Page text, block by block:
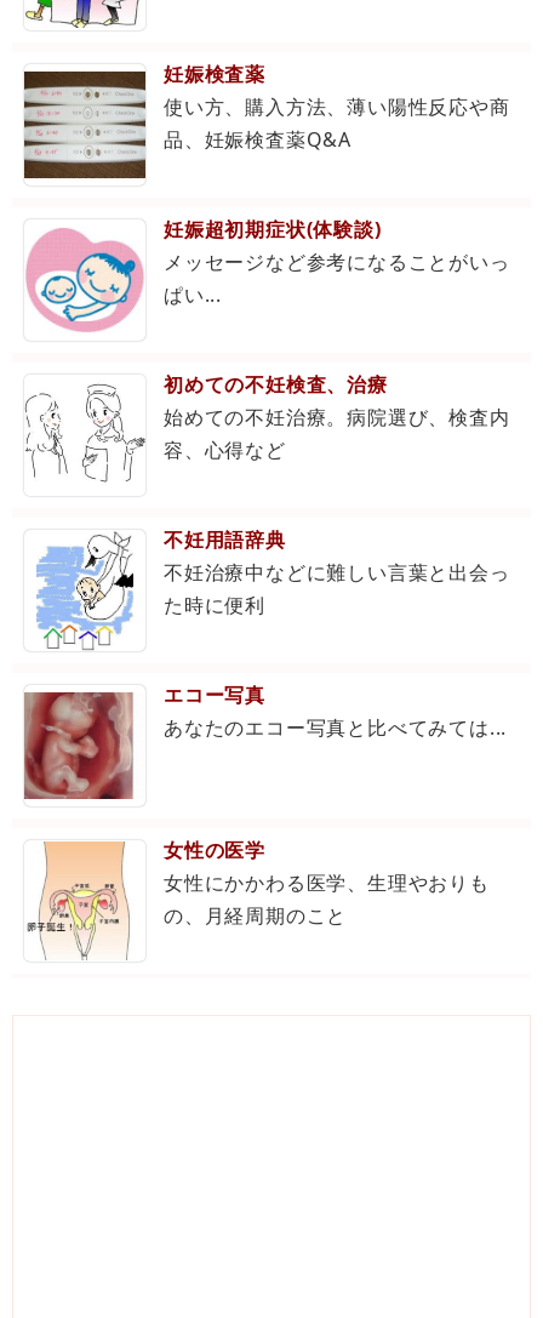
妊娠検査薬
使い方、購入方法、薄い陽性反応や商
品、妊娠検査薬Q&A
妊娠超初期症状(体験談)
メッセージなど参考になることがいっ
ぱい...
初めての不妊検査、治療
始めての不妊治療。病院選び、検査内
容、心得など
不妊用語辞典
不妊治療中などに難しい言葉と出会っ
た時に便利
エコー写真
あなたのエコー写真と比べてみては...
女性の医学
女性にかかわる医学、生理やおりも
の、月経周期のこと